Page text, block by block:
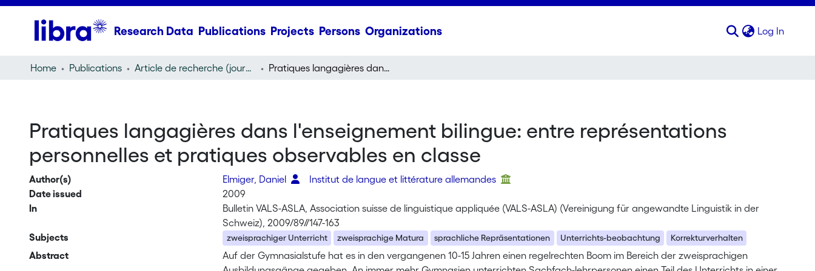
Research Data Publications Projects Persons Organizations Log In
Home Publications Article de recherche (journal article) Pratiques langagières dans l'enseignement bilingue: entre représentations personnelles et pratiques observables en classe
Pratiques langagières dans l'enseignement bilingue: entre représentations
personnelles et pratiques observables en classe
Author(s) Elmiger, Daniel
Institut de langue et littérature allemandes
Date issued
2009
In
Bulletin VALS-ASLA, Association suisse de linguistique appliquée (VALS-ASLA) (Vereinigung für angewandte Linguistik in der
Schweiz), 2009/89//147-163
Subjects
zweisprachiger Unterricht zweisprachige Matura sprachliche Repräsentationen Unterrichts-beobachtung Korrekturverhalten
Abstract
Auf der Gymnasialstufe hat es in den vergangenen 10-15 Jahren einen regelrechten Boom im Bereich der zweisprachigen